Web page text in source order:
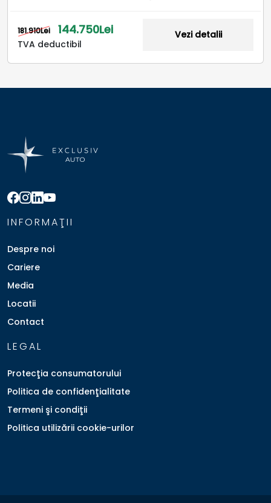
181.910Lei 144.750Lei
TVA deductibil
Vezi detalii
INFORMAŢII
Despre noi
Cariere
Media
Locatii
Contact
LEGAL
Protecţia consumatorului
Politica de confidenţialitate
Termeni şi condiţii
Politica utilizării cookie-urilor